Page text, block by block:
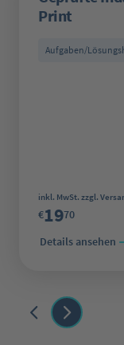
Print
Aufgaben/
Regulärer
inkl. MwSt. zzgl.
€1970
Details ansehen